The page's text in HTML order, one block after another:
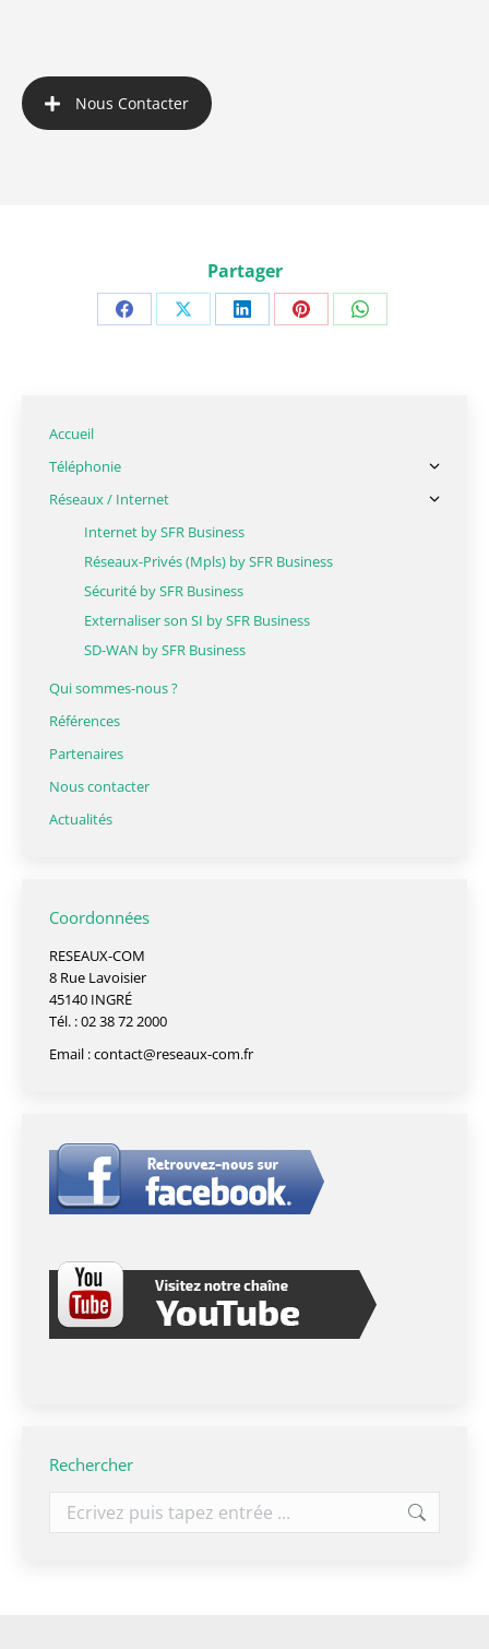
Nous Contacter
Partager
Accueil
Téléphonie
Réseaux / Internet
Internet by SFR Business
Réseaux-Privés (Mpls) by SFR Business
Sécurité by SFR Business
Externaliser son SI by SFR Business
SD-WAN by SFR Business
Qui sommes-nous ?
Références
Partenaires
Nous contacter
Actualités
Coordonnées
RESEAUX-COM
8 Rue Lavoisier
45140 INGRÉ
Tél. : 02 38 72 2000
Email :contact@reseaux-com.fr
Rechercher